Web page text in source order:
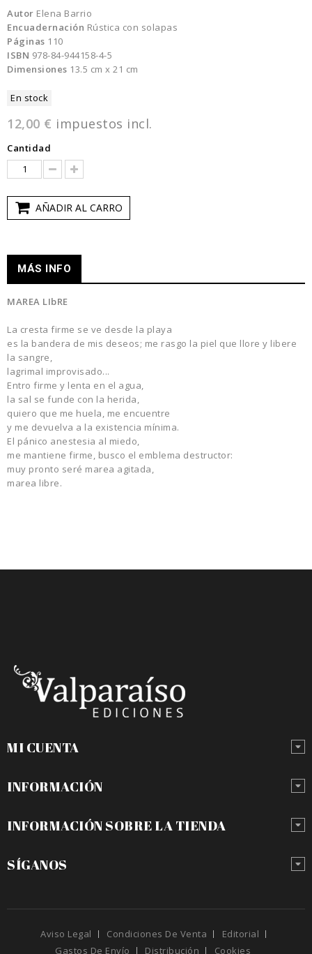
Autor Elena Barrio
Encuadernación Rústica con solapas
Páginas 110
ISBN 978-84-944158-4-5
Dimensiones 13.5 cm x 21 cm
En stock
12,00 € impuestos incl.
Cantidad
AÑADIR AL CARRO
MÁS INFO
MAREA LIbRE
La cresta firme se ve desde la playa
es la bandera de mis deseos; me rasgo la piel que llore y libere
la sangre,
lagrimal improvisado...
Entro firme y lenta en el agua,
la sal se funde con la herida,
quiero que me huela, me encuentre
y me devuelva a la existencia mínima.
El pánico anestesia al miedo,
me mantiene firme, busco el emblema destructor:
muy pronto seré marea agitada,
marea libre.
MI CUENTA
INFORMACIÓN
INFORMACIÓN SOBRE LA TIENDA
SÍGANOS
Aviso Legal Condiciones De Venta
Editorial
Gastos De Envío
Distribución Cookies